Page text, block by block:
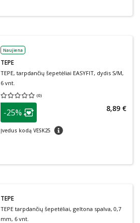
Naujiena
TEPE
TEPE, tarpdančių šepetėliai EASYFIT, dydis S/M,
6 vnt.
(0)
Vidutinis įvertinimas 0.00
patarimas
Lojalumo klubo narių nuolaida
-25%
Įvedus kodą VESK25 patarimas
8,89 €
TEPE
TEPE tarpdančių šepetėliai, geltona spalva, 0,7
mm, 6 vnt.